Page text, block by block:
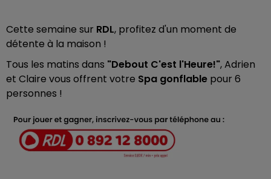
Cette semaine sur RDL, profitez d'un moment de
détente à la maison !
Tous les matins dans "Debout C'est l'Heure!", Adrien
et Claire vous offrent votre Spa gonflable pour 6
personnes !